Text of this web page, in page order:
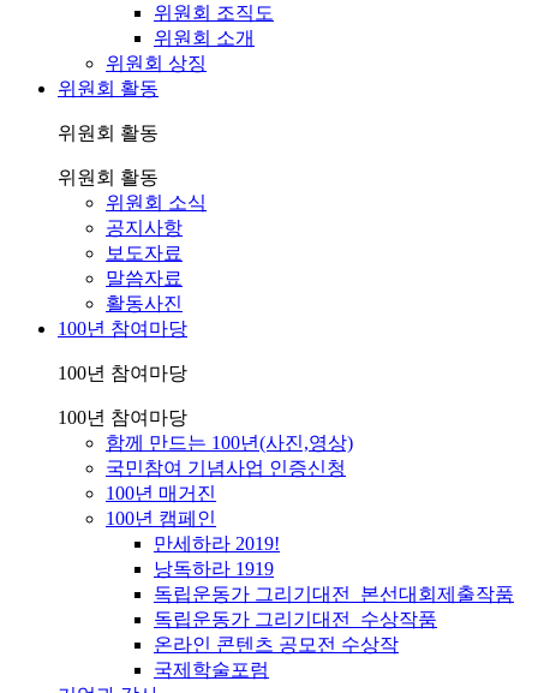
위원회 조직도
위원회 소개
위원회 상징
위원회 활동
위원회 활동
위원회 활동
위원회 소식
공지사항
보도자료
말씀자료
활동사진
100년 참여마당
100년 참여마당
100년 참여마당
함께 만드는 100년(사진,영상)
국민참여 기념사업 인증신청
100년 매거진
100년 캠페인
만세하라 2019!
낭독하라 1919
독립운동가 그리기대전_본선대회제출작품
독립운동가 그리기대전_수상작품
온라인 콘텐츠 공모전 수상작
국제학술포럼